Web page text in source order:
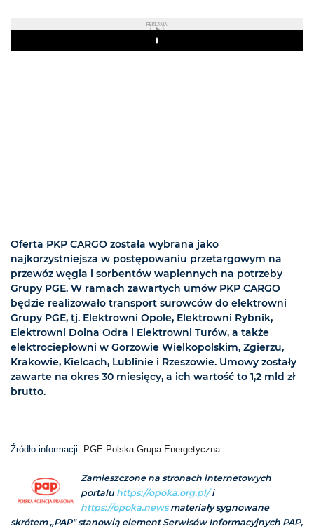
REKLAMA
Play
Oferta PKP CARGO została wybrana jako
najkorzystniejsza w postępowaniu przetargowym na
przewóz węgla i sorbentów wapiennych na potrzeby
Grupy PGE. W ramach zawartych umów PKP CARGO
będzie realizowało transport surowców do elektrowni
Grupy PGE, tj. Elektrowni Opole, Elektrowni Rybnik,
Elektrowni Dolna Odra i Elektrowni Turów, a także
elektrociepłowni w Gorzowie Wielkopolskim, Zgierzu,
Krakowie, Kielcach, Lublinie i Rzeszowie. Umowy zostały
zawarte na okres 30 miesięcy, a ich wartość to 1,2 mld zł
brutto.
Źródło informacji: PGE Polska Grupa Energetyczna
Zamieszczone na stronach internetowych
portalu https://opoka.org.pl/i
https://opoka.newsmateriały sygnowane
skrótem „PAP" stanowią element Serwisów Informacyjnych PAP,